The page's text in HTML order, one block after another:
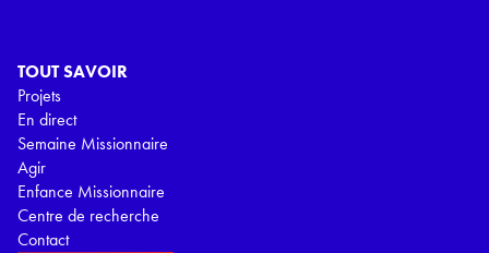
TOUT SAVOIR
Projets
En direct
Semaine Missionnaire
Agir
Enfance Missionnaire
Centre de recherche
Contact